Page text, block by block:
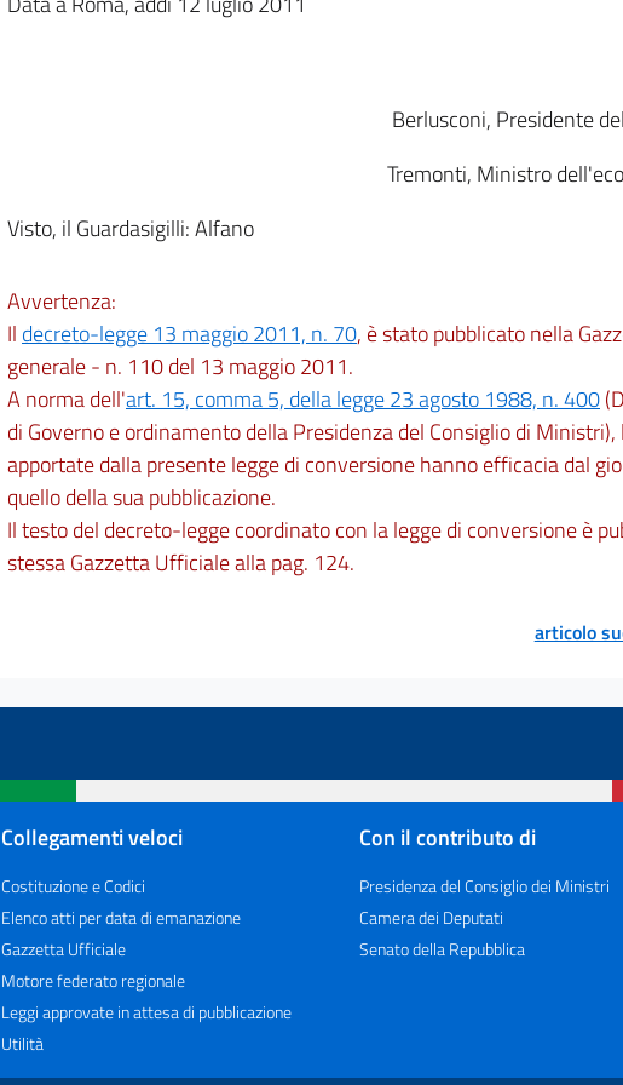
Berlusconi, Presidente
Tremonti, Ministro
Visto, il Guardasigilli: Alfano
Avvertenza:
Il decreto-legge 13 maggio 2011, n. 70, è stato pubblicato nella
generale - n. 110 del 13 maggio 2011.
A norma dell'art. 15, comma 5, della legge 23 agosto 1988, n. 400
di Governo e ordinamento della Presidenza del Consiglio di
apportate dalla presente legge di conversione hanno efficacia dal
quello della sua pubblicazione.
Il testo del decreto-legge coordinato con la legge di conversione è
stessa Gazzetta Ufficiale alla pag. 124.
articolo
Collegamenti veloci
Costituzione e Codici
Elenco atti per data di emanazione
Gazzetta Ufficiale
Motore federato regionale
Leggi approvate in attesa di pubblicazione
Utilità
Con il contributo di
Presidenza del Consiglio dei Ministri
Camera dei Deputati
Senato della Repubblica